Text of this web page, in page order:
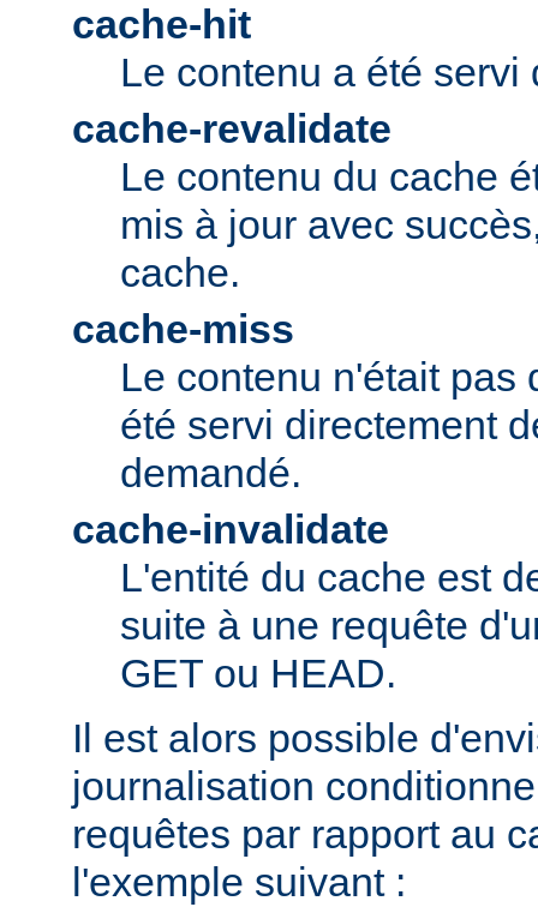
cache-hit
Le contenu a été servi
cache-revalidate
Le contenu du cache
mis à jour avec
cache.
cache-miss
Le contenu n'était pas
été servi directement
demandé.
cache-invalidate
L'entité du cache est
suite à une requête
GET ou HEAD.
Il est alors possible
journalisation
requêtes par rapport au
l'exemple suivant :